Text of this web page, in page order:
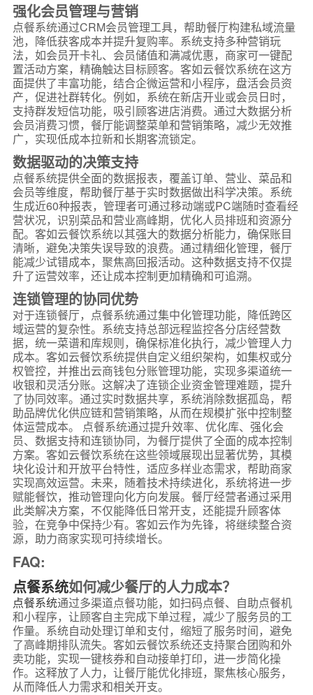
强化会员管理与营销
点餐系统通过CRM会员管理工具，帮助餐厅构建私域流量
池，降低获客成本并提升复购率。系统支持多种营销玩
法，如会员开卡礼、会员储值和满减优惠，商家可一键配
置活动方案，精确触达目标顾客。客如云餐饮系统在这方
面提供了丰富功能，结合企微运营和小程序，盘活会员资
产，促进社群转化。例如，系统在新店开业或会员日时，
支持群发短信功能，吸引顾客进店消费。通过大数据分析
会员消费习惯，餐厅能调整菜单和营销策略，减少无效推
广，实现低成本拉新和长期客流锁定。
数据驱动的决策支持
点餐系统提供全面的数据报表，覆盖订单、营业、菜品和
会员等维度，帮助餐厅基于实时数据做出科学决策。系统
生成近60种报表，管理者可通过移动端或PC端随时查看经
营状况，识别菜品和营业高峰期，优化人员排班和资源分
配。客如云餐饮系统以其强大的数据分析能力，确保账目
清晰，避免决策失误导致的浪费。通过精细化管理，餐厅
能减少试错成本，聚焦高回报活动。这种数据支持不仅提
升了运营效率，还让成本控制更加精确和可追溯。
连锁管理的协同优势
对于连锁餐厅，点餐系统通过集中化管理功能，降低跨区
域运营的复杂性。系统支持总部远程监控各分店经营数
据，统一菜谱和库规则，确保标准化执行，减少管理人力
成本。客如云餐饮系统提供自定义组织架构，如集权或分
权管控，并推出云商钱包分账管理功能，实现多渠道统一
收银和灵活分账。这解决了连锁企业资金管理难题，提升
了协同效率。通过实时数据共享，系统消除数据孤岛，帮
助品牌优化供应链和营销策略，从而在规模扩张中控制整
体运营成本。 点餐系统通过提升效率、优化库、强化会
员、数据支持和连锁协同，为餐厅提供了全面的成本控制
方案。客如云餐饮系统在这些领域展现出显著优势，其模
块化设计和开放平台特性，适应多样业态需求，帮助商家
实现高效运营。未来，随着技术持续进化，系统将进一步
赋能餐饮，推动管理向化方向发展。餐厅经营者通过采用
此类解决方案，不仅能降低日常开支，还能提升顾客体
验，在竞争中保持少有。客如云作为先锋，将继续整合资
源，助力商家实现可持续增长。
FAQ:
点餐系统如何减少餐厅的人力成本？
点餐系统通过多渠道点餐功能，如扫码点餐、自助点餐机
和小程序，让顾客自主完成下单过程，减少了服务员的工
作量。系统自动处理订单和支付，缩短了服务时间，避免
了高峰期排队流失。客如云餐饮系统还支持聚合团购和外
卖功能，实现一键核券和自动接单打印，进一步简化操
作。这释放了人力，让餐厅能优化排班，聚焦核心服务，
从而降低人力需求和相关开支。